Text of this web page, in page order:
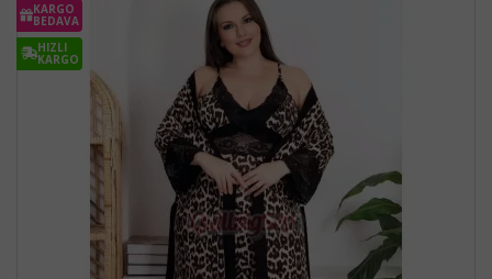
KARGO
BEDAVA
HIZLI
KARGO